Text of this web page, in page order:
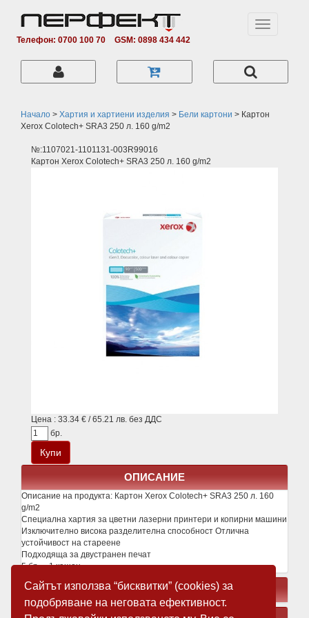
Сайтът използва “бисквитки” (cookies) за
подобряване на неговата ефективност.
Телефон: 0700 100 70 GSM: 0898 434 442
Toggle
Начало > Хартия и хартиени изделия > Бели картони > Картон
Xerox Colotech+ SRА3 250 л. 160 g/m2
№:1107021-1101131-003R99016
Картон Xerox Colotech+ SRА3 250 л. 160 g/m2
Цена : 33.34 € / 65.21 лв. без ДДС
бр.
ОПИСАНИЕ
Описание на продукта: Картон Xerox Colotech+ SRА3 250 л. 160
g/m2
Специална хартия за цветни лазерни принтери и копирни машини
Изключително висока разделителна способност Отлична
устойчивост на стареене
Подходяща за двустранен печат
5 бр. = 1 кашон
СВЪРЗАНИ ПРОДУКТИ